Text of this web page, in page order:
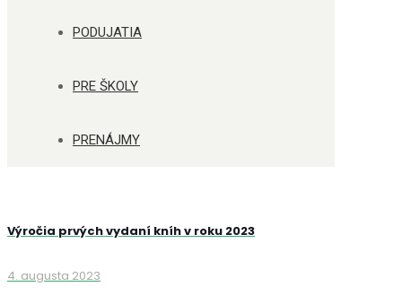
PODUJATIA
PRE ŠKOLY
PRENÁJMY
Výročia prvých vydaní kníh v roku 2023
4. augusta 2023